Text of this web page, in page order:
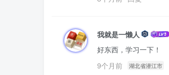
我就是一懒人
好东西，学习一下！
9个月前
湖北省潜江市